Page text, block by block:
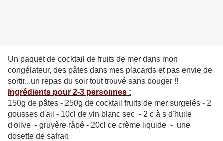
Un paquet de cocktail de fruits de mer dans mon
congélateur, des pâtes dans mes placards et pas envie de
sortir...un repas du soir tout trouvé sans bouger !!
Ingrédients pour 2-3 personnes :
150g de pâtes - 250g de cocktail fruits de mer surgelés - 2
gousses d'ail - 10cl de vin blanc sec - 2 c à s d'huile
d'olive - gruyère râpé - 20cl de crème liquide - une
dosette de safran